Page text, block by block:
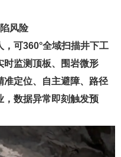
风险
可360°全域扫描井下工
时监测顶板、围岩微形
准定位、自主避障、路径
，数据异常即刻触发预